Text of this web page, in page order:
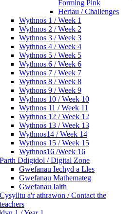
Forming Pink
Heriau / Challenges
Wythnos 1 / Week 1
Wythnos 2 / Week 2
Wythnos 3 / Week 3
Wythnos 4 / Week 4
Wythnos 5 / Week 5
Wythnos 6 / Week 6
Wythnos 7 / Week 7
Wythnos 8 / Week 8
Wythons 9 / Week 9
Wythnos 10 / Week 10
Wythnos 11 / Week 11
Wythnos 12 / Week 12
Wythnos 13 / Week 13
Wythnos14 / Week 14
Wythnos 15 / Week 15
Wythnos16 /Week 16
Parth Ddigidol / Digital Zone
Gwefanau Iechyd a Lles
Gwefanau Mathemateg
Gwefanau Iaith
Cysylltu a'r athrawon / Contact the
teachers